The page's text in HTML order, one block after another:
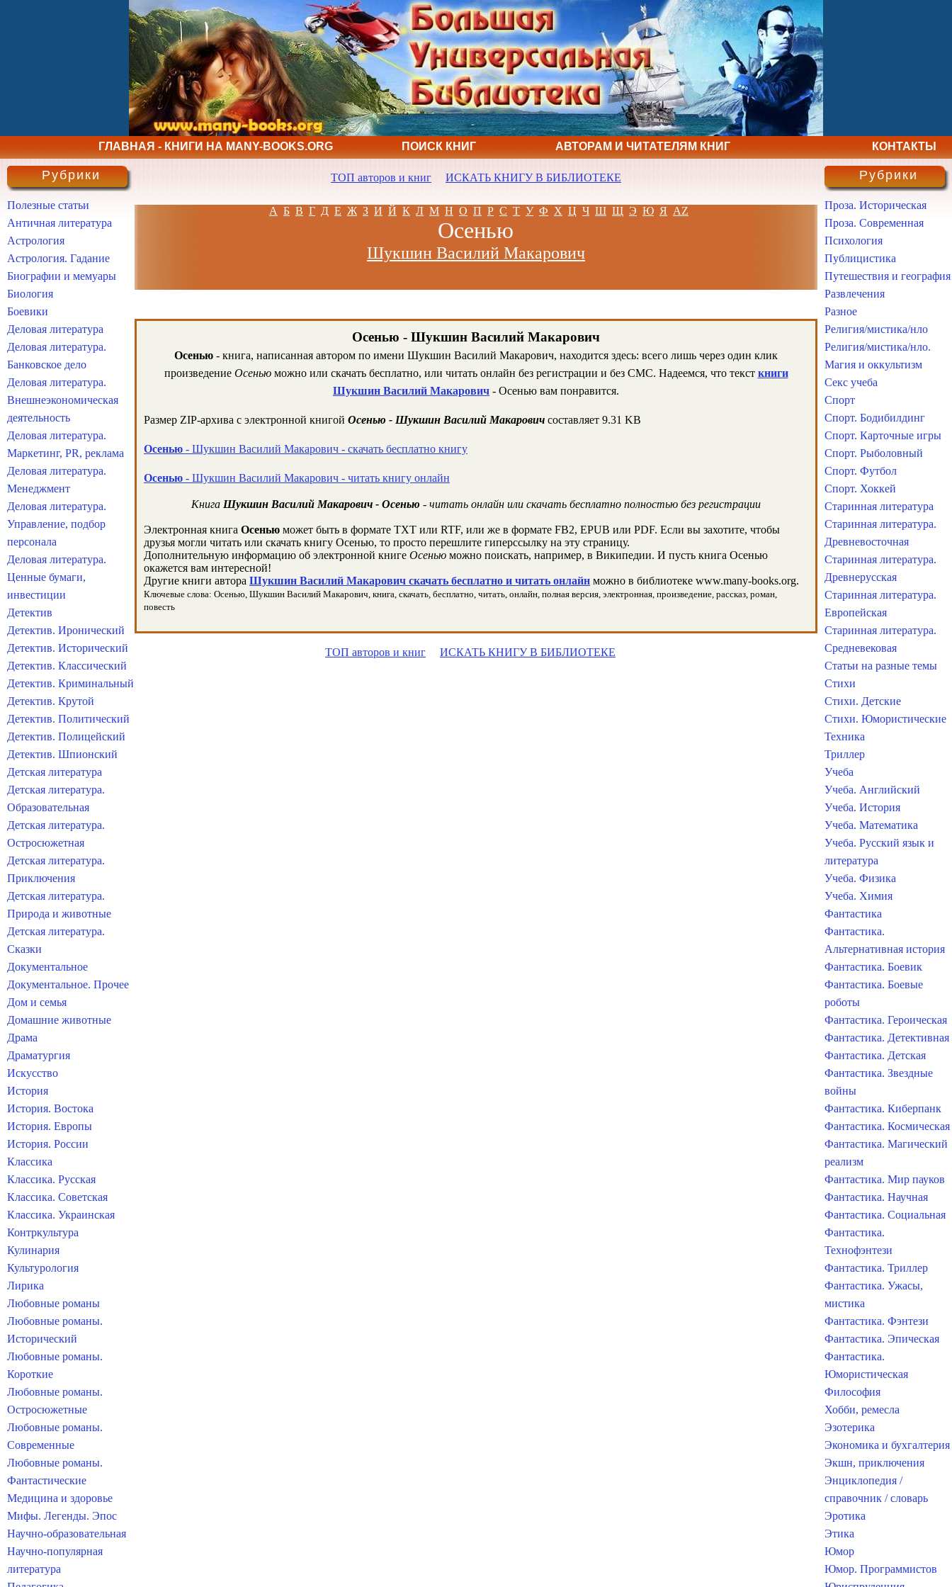
ГЛАВНАЯ - КНИГИ НА MANY-BOOKS.ORG ПОИСК КНИГ АВТОРАМ И ЧИТАТЕЛЯМ КНИГ КОНТАКТЫ
ТОП авторов и книг ИСКАТЬ КНИГУ В БИБЛИОТЕКЕ
А Б В Г Д Е Ж З И Й К Л М Н О П Р С Т У Ф Х Ц Ч Ш Щ Э Ю Я AZ
Осенью
Шукшин Василий Макарович
Осенью - Шукшин Василий Макарович
Осенью - книга, написанная автором по имени Шукшин Василий Макарович, находится здесь: всего лишь через один клик
произведение Осеньюможно или скачать бесплатно, или читать онлайн без регистрации и без СМС. Надеемся, что текст книги
Шукшин Василий Макарович - Осенью вам понравится.
Размер ZIP-архива c электронной книгой Осенью - Шукшин Василий Макарович составляет 9.31 KB
Осенью - Шукшин Василий Макарович - скачать бесплатно книгу
Осенью - Шукшин Василий Макарович - читать книгу онлайн
Книга Шукшин Василий Макарович - Осенью - читать онлайн или скачать бесплатно полностью без регистрации
Электронная книга Осенью может быть в формате TXT или RTF, или же в формате FB2, EPUB или PDF. Если вы захотите, чтобы
друзья могли читать или скачать книгу Осенью, то просто перешлите гиперссылку на эту страницу.
Дополнительную информацию об электронной книге Осенью можно поискать, например, в Википедии. И пусть книга Осенью
окажется вам интересной!
Другие книги автора Шукшин Василий Макарович скачать бесплатно и читать онлайн можно в библиотеке www.many-books.org.
Ключевые слова: Осенью, Шукшин Василий Макарович, книга, скачать, бесплатно, читать, онлайн, полная версия, электронная, произведение, рассказ, роман,
повесть
ТОП авторов и книг ИСКАТЬ КНИГУ В БИБЛИОТЕКЕ
Рубрики
Полезные статьи
Античная литература
Астрология
Астрология. Гадание
Биографии и мемуары
Биология
Боевики
Деловая литература
Деловая литература.
Банковское дело
Деловая литература.
Внешнеэкономическая
деятельность
Деловая литература.
Маркетинг, PR, реклама
Деловая литература.
Менеджмент
Деловая литература.
Управление, подбор
персонала
Деловая литература.
Ценные бумаги,
инвестиции
Детектив
Детектив. Иронический
Детектив. Исторический
Детектив. Классический
Детектив. Криминальный
Детектив. Крутой
Детектив. Политический
Детектив. Полицейский
Детектив. Шпионский
Детская литература
Детская литература.
Образовательная
Детская литература.
Остросюжетная
Детская литература.
Приключения
Детская литература.
Природа и животные
Детская литература.
Сказки
Документальное
Документальное. Прочее
Дом и семья
Домашние животные
Драма
Драматургия
Искусство
История
История. Востока
История. Европы
История. России
Классика
Классика. Русская
Классика. Советская
Классика. Украинская
Контркультура
Кулинария
Культурология
Лирика
Любовные романы
Любовные романы.
Исторический
Любовные романы.
Короткие
Любовные романы.
Остросюжетные
Любовные романы.
Современные
Любовные романы.
Фантастические
Медицина и здоровье
Мифы. Легенды. Эпос
Научно-образовательная
Научно-популярная
литература
Рубрики
Проза. Историческая
Проза. Современная
Психология
Публицистика
Путешествия и география
Развлечения
Разное
Религия/мистика/нло
Религия/мистика/нло.
Магия и оккультизм
Секс учеба
Спорт
Спорт. Бодибилдинг
Спорт. Карточные игры
Спорт. Рыболовный
Спорт. Футбол
Спорт. Хоккей
Старинная литература
Старинная литература.
Древневосточная
Старинная литература.
Древнерусская
Старинная литература.
Европейская
Старинная литература.
Средневековая
Статьи на разные темы
Стихи
Стихи. Детские
Стихи. Юмористические
Техника
Триллер
Учеба
Учеба. Английский
Учеба. История
Учеба. Математика
Учеба. Русский язык и
литература
Учеба. Физика
Учеба. Химия
Фантастика
Фантастика.
Альтернативная история
Фантастика. Боевик
Фантастика. Боевые
роботы
Фантастика. Героическая
Фантастика. Детективная
Фантастика. Детская
Фантастика. Звездные
войны
Фантастика. Киберпанк
Фантастика. Космическая
Фантастика. Магический
реализм
Фантастика. Мир пауков
Фантастика. Научная
Фантастика. Социальная
Фантастика.
Технофэнтези
Фантастика. Триллер
Фантастика. Ужасы,
мистика
Фантастика. Фэнтези
Фантастика. Эпическая
Фантастика.
Юмористическая
Философия
Хобби, ремесла
Эзотерика
Экономика и бухгалтерия
Экшн, приключения
Энциклопедия /
справочник / словарь
Эротика
Этика
Юмор
Юмор. Программистов